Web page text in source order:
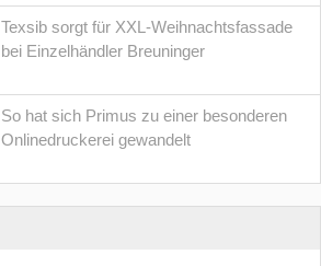
Texsib sorgt für XXL-Weihnachtsfassade
bei Einzelhändler Breuninger
So hat sich Primus zu einer besonderen
Onlinedruckerei gewandelt